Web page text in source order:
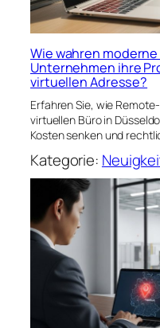
Wie wahren
Unternehmen ihre
virtuellen Adresse?
Erfahren Sie, wie
virtuellen Büro in
Kosten senken und
Kategorie: